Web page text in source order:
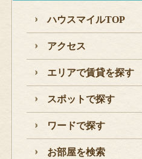
ハウスマイルTOP
アクセス
エリアで賃貸を探す
スポットで探す
ワードで探す
お部屋を検索